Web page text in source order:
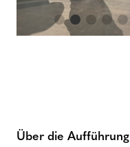
Über die Aufführung